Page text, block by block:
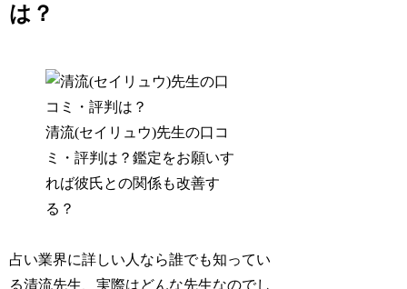
は？
清流(セイリュウ)先生の口コ
ミ・評判は？鑑定をお願いす
れば彼氏との関係も改善す
る？
占い業界に詳しい人なら誰でも知ってい
る清流先生、実際はどんな先生なのでし